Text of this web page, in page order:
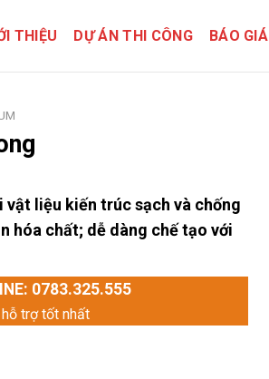
THIỆU DỰ ÁN THI CÔNG BÁO GIÁ
liệu kiến trúc sạch và chống
hóa chất; dễ dàng chế tạo với
0783.325.555
trợ tốt nhất